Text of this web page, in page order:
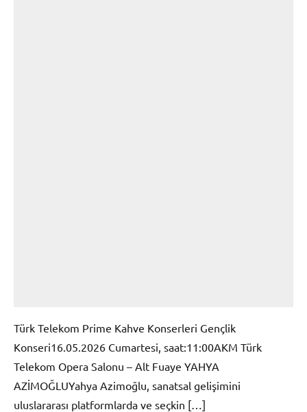
Türk Telekom Prime Kahve Konserleri Gençlik
Konseri16.05.2026 Cumartesi, saat:11:00AKM Türk
Telekom Opera Salonu – Alt Fuaye YAHYA
AZİMOĞLUYahya Azimoğlu, sanatsal gelişimini
uluslararası platformlarda ve seçkin […]